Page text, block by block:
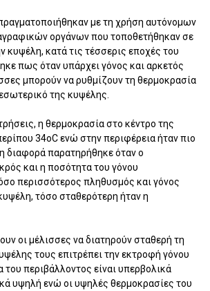
με τη χρήση αυτόνομων
οργάνων που τοποθετήθηκαν σε
κυψέλη, κατά τις τέσσερις εποχές του
πως όταν υπάρχει γόνος και αρκετός
μπορούν να ρυθμίζουν τη θερμοκρασία
της κυψέλης.
η θερμοκρασία στο κέντρο της
34oC ενώ στην περιφέρεια ήταν πιο
διαφορά παρατηρήθηκε όταν ο
και η ποσότητα του γόνου
περισσότερος πληθυσμός και γόνος
τόσο σταθερότερη ήταν η
οι μέλισσες να διατηρούν σταθερή τη
τους επιτρέπει την εκτροφή γόνου
του περιβάλλοντος είναι υπερβολικά
υψηλή ενώ οι υψηλές θερμοκρασίες του